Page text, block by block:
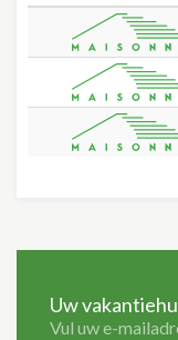
Uw
Vul uw e-